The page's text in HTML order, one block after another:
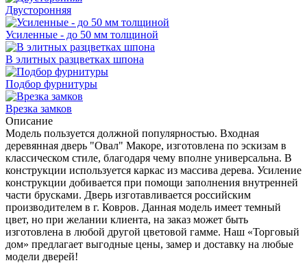
Двусторонняя
Усиленные - до 50 мм толщиной
В элитных разцветках шпона
Подбор фурнитуры
Врезка замков
Описание
Модель пользуется должной популярностью. Входная
деревянная дверь "Овал" Макоре, изготовлена по эскизам в
классическом стиле, благодаря чему вполне универсальна. В
конструкции используется каркас из массива дерева. Усиление
конструкции добивается при помощи заполнения внутренней
части брусками. Дверь изготавливается российским
производителем в г. Ковров. Данная модель имеет темный
цвет, но при желании клиента, на заказ может быть
изготовлена в любой другой цветовой гамме. Наш «Торговый
дом» предлагает выгодные цены, замер и доставку на любые
модели дверей!